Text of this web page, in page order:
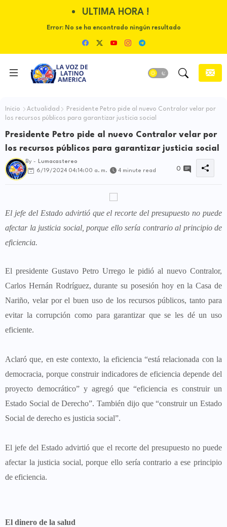
ULTIMA HORA !
Error:No se ha encontrado ningún resultado
Inicio Actualidad
Presidente Petro pide al nuevo Contralor velar por
los recursos públicos para garantizar justicia social
Presidente Petro pide al nuevo Contralor velar por
los recursos públicos para garantizar justicia social
By -
Lumacastereo
6/19/2024 04:14:00 a. m.
4 minute read 0
El jefe del Estado advirtió que el recorte del presupuesto no puede
afectar la justicia social, porque ello sería contrario al principio de
eficiencia.
El presidente Gustavo Petro Urrego le pidió al nuevo Contralor,
Carlos Hernán Rodríguez, durante su posesión hoy en la Casa de
Nariño, velar por el buen uso de los recursos públicos, tanto para
evitar la corrupción como para garantizar que se les dé un uso
eficiente.
Aclaró que, en este contexto, la eficiencia “está relacionada con la
democracia, porque construir indicadores de eficiencia depende del
proyecto democrático” y agregó que “eficiencia es construir un
Estado Social de Derecho”. También dijo que “construir un Estado
Social de derecho es justicia social”.
El jefe del Estado advirtió que el recorte del presupuesto no puede
afectar la justicia social, porque ello sería contrario a ese principio
de eficiencia.
El dinero de la salud